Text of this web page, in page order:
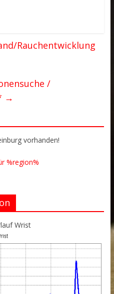
Rauchentwicklung
/
→
vorhanden!
Wrist